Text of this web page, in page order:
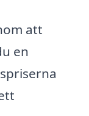
att
en